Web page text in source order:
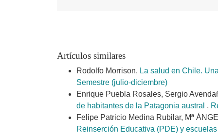
Artículos similares
Rodolfo Morrison, La salud en Chile.
Semestre (julio-diciembre)
Enrique Puebla Rosales, Sergio
de habitantes de la Patagonia austral ,
Felipe Patricio Medina Rubilar, Mª
Reinserción Educativa (PDE) y